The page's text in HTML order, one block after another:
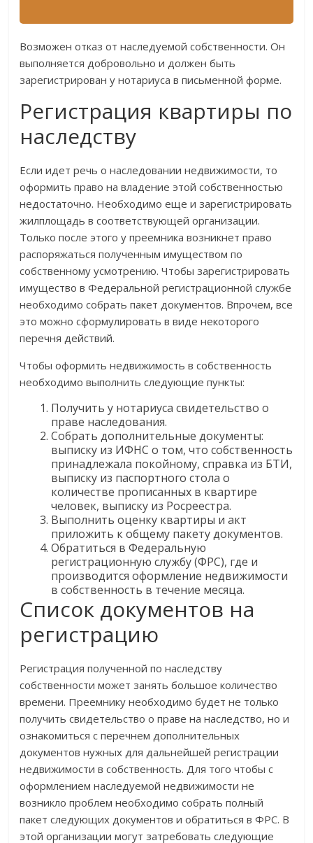
Возможен отказ от наследуемой собственности. Он
выполняется добровольно и должен быть
зарегистрирован у нотариуса в письменной форме.
Регистрация квартиры по
наследству
Если идет речь о наследовании недвижимости, то
оформить право на владение этой собственностью
недостаточно. Необходимо еще и зарегистрировать
жилплощадь в соответствующей организации.
Только после этого у преемника возникнет право
распоряжаться полученным имуществом по
собственному усмотрению. Чтобы зарегистрировать
имущество в Федеральной регистрационной службе
необходимо собрать пакет документов. Впрочем, все
это можно сформулировать в виде некоторого
перечня действий.
Чтобы оформить недвижимость в собственность
необходимо выполнить следующие пункты:
Получить у нотариуса свидетельство о
праве наследования.
Собрать дополнительные документы:
выписку из ИФНС о том, что собственность
принадлежала покойному, справка из БТИ,
выписку из паспортного стола о
количестве прописанных в квартире
человек, выписку из Росреестра.
Выполнить оценку квартиры и акт
приложить к общему пакету документов.
Обратиться в Федеральную
регистрационную службу (ФРС), где и
производится оформление недвижимости
в собственность в течение месяца.
Список документов на
регистрацию
Регистрация полученной по наследству
собственности может занять большое количество
времени. Преемнику необходимо будет не только
получить свидетельство о праве на наследство, но и
ознакомиться с перечнем дополнительных
документов нужных для дальнейшей регистрации
недвижимости в собственность. Для того чтобы с
оформлением наследуемой недвижимости не
возникло проблем необходимо собрать полный
пакет следующих документов и обратиться в ФРС. В
этой организации могут затребовать следующие